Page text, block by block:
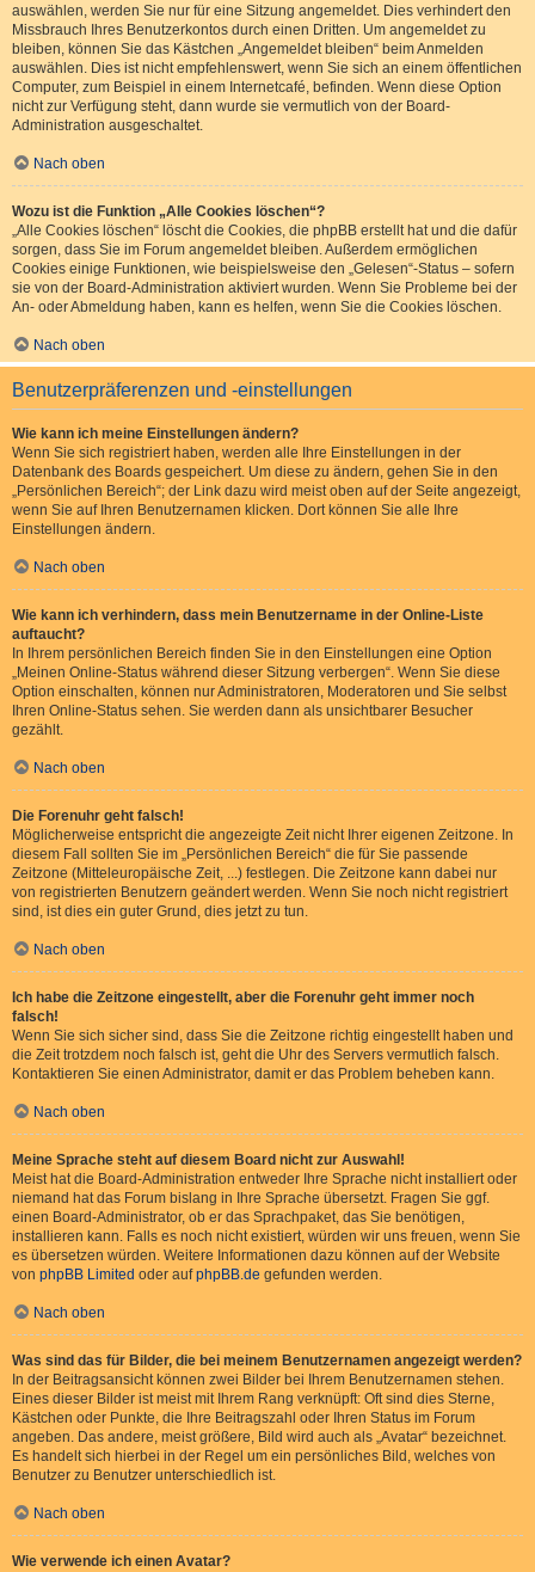
auswählen, werden Sie nur für eine Sitzung angemeldet. Dies verhindert den
Missbrauch Ihres Benutzerkontos durch einen Dritten. Um angemeldet zu
bleiben, können Sie das Kästchen „Angemeldet bleiben“ beim Anmelden
auswählen. Dies ist nicht empfehlenswert, wenn Sie sich an einem öffentlichen
Computer, zum Beispiel in einem Internetcafé, befinden. Wenn diese Option
nicht zur Verfügung steht, dann wurde sie vermutlich von der Board-
Administration ausgeschaltet.
Nach oben
Wozu ist die Funktion „Alle Cookies löschen“?
„Alle Cookies löschen“ löscht die Cookies, die phpBB erstellt hat und die dafür
sorgen, dass Sie im Forum angemeldet bleiben. Außerdem ermöglichen
Cookies einige Funktionen, wie beispielsweise den „Gelesen“-Status – sofern
sie von der Board-Administration aktiviert wurden. Wenn Sie Probleme bei der
An- oder Abmeldung haben, kann es helfen, wenn Sie die Cookies löschen.
Nach oben
Benutzerpräferenzen und -einstellungen
Wie kann ich meine Einstellungen ändern?
Wenn Sie sich registriert haben, werden alle Ihre Einstellungen in der
Datenbank des Boards gespeichert. Um diese zu ändern, gehen Sie in den
„Persönlichen Bereich“; der Link dazu wird meist oben auf der Seite angezeigt,
wenn Sie auf Ihren Benutzernamen klicken. Dort können Sie alle Ihre
Einstellungen ändern.
Nach oben
Wie kann ich verhindern, dass mein Benutzername in der Online-Liste
auftaucht?
In Ihrem persönlichen Bereich finden Sie in den Einstellungen eine Option
„Meinen Online-Status während dieser Sitzung verbergen“. Wenn Sie diese
Option einschalten, können nur Administratoren, Moderatoren und Sie selbst
Ihren Online-Status sehen. Sie werden dann als unsichtbarer Besucher
gezählt.
Nach oben
Die Forenuhr geht falsch!
Möglicherweise entspricht die angezeigte Zeit nicht Ihrer eigenen Zeitzone. In
diesem Fall sollten Sie im „Persönlichen Bereich“ die für Sie passende
Zeitzone (Mitteleuropäische Zeit, ...) festlegen. Die Zeitzone kann dabei nur
von registrierten Benutzern geändert werden. Wenn Sie noch nicht registriert
sind, ist dies ein guter Grund, dies jetzt zu tun.
Nach oben
Ich habe die Zeitzone eingestellt, aber die Forenuhr geht immer noch
falsch!
Wenn Sie sich sicher sind, dass Sie die Zeitzone richtig eingestellt haben und
die Zeit trotzdem noch falsch ist, geht die Uhr des Servers vermutlich falsch.
Kontaktieren Sie einen Administrator, damit er das Problem beheben kann.
Nach oben
Meine Sprache steht auf diesem Board nicht zur Auswahl!
Meist hat die Board-Administration entweder Ihre Sprache nicht installiert oder
niemand hat das Forum bislang in Ihre Sprache übersetzt. Fragen Sie ggf.
einen Board-Administrator, ob er das Sprachpaket, das Sie benötigen,
installieren kann. Falls es noch nicht existiert, würden wir uns freuen, wenn Sie
es übersetzen würden. Weitere Informationen dazu können auf der Website
von phpBB Limited oder aufphpBB.de gefunden werden.
Nach oben
Was sind das für Bilder, die bei meinem Benutzernamen angezeigt werden?
In der Beitragsansicht können zwei Bilder bei Ihrem Benutzernamen stehen.
Eines dieser Bilder ist meist mit Ihrem Rang verknüpft: Oft sind dies Sterne,
Kästchen oder Punkte, die Ihre Beitragszahl oder Ihren Status im Forum
angeben. Das andere, meist größere, Bild wird auch als „Avatar“ bezeichnet.
Es handelt sich hierbei in der Regel um ein persönliches Bild, welches von
Benutzer zu Benutzer unterschiedlich ist.
Nach oben
Wie verwende ich einen Avatar?